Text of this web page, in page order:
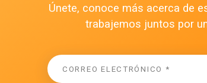
Únete, conoce más acerca de
trabajemos juntos por